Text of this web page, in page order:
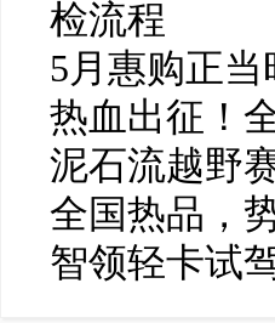
检流程
5月惠购正
热血出征！
泥石流越野
全国热品，
智领轻卡试